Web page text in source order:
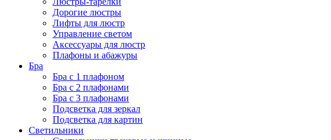
Дорогие люстры
Лифты для люстр
Управление светом
Аксессуары для люстр
Плафоны и абажуры
Бра
Бра с 1 плафоном
Бра с 2 плафонами
Бра с 3 плафонами
Подсветка для зеркал
Подсветка для картин
Светильники